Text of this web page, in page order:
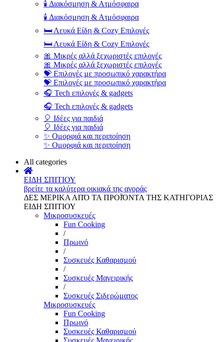
🕯️ Διακόσμηση & Ατμόσφαιρα
🕯️ Διακόσμηση & Ατμόσφαιρα
🛏️ Λευκά Είδη & Cozy Επιλογές
🛏️ Λευκά Είδη & Cozy Επιλογές
🎀 Μικρές αλλά ξεχωριστές επιλογές
🎀 Μικρές αλλά ξεχωριστές επιλογές
💝 Επιλογές με προσωπικό χαρακτήρα
💝 Επιλογές με προσωπικό χαρακτήρα
🎧 Tech επιλογές & gadgets
🎧 Tech επιλογές & gadgets
🎈 Ιδέες για παιδιά
🎈 Ιδέες για παιδιά
✨ Ομορφιά και περιποίηση
✨ Ομορφιά και περιποίηση
All categories
ΕΙΔΗ ΣΠΙΤΙΟΥ
βρείτε τα καλύτερα οικιακά της αγοράς
ΔΕΣ ΜΕΡΙΚΑ ΑΠΌ ΤΑ ΠΡΟΪΌΝΤΑ ΤΗΣ ΚΑΤΗΓΟΡΙΑΣ
ΕΙΔΗ ΣΠΙΤΙΟΥ
Μικροσυσκευές
Fun Cooking
/
Πρωινό
/
Συσκευές Καθαρισμού
/
Συσκευές Μαγειρικής
/
Συσκευές Σιδερώματος
Μικροσυσκευές
Fun Cooking
Πρωινό
Συσκευές Καθαρισμού
Συσκευές Μαγειρικής